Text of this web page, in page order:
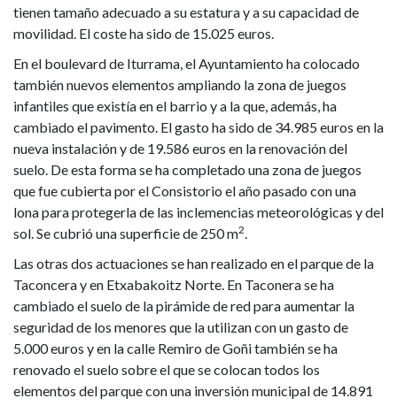
tienen tamaño adecuado a su estatura y a su capacidad de
movilidad. El coste ha sido de 15.025 euros.
En el boulevard de Iturrama, el Ayuntamiento ha colocado
también nuevos elementos ampliando la zona de juegos
infantiles que existía en el barrio y a la que, además, ha
cambiado el pavimento. El gasto ha sido de 34.985 euros en la
nueva instalación y de 19.586 euros en la renovación del
suelo. De esta forma se ha completado una zona de juegos
que fue cubierta por el Consistorio el año pasado con una
lona para protegerla de las inclemencias meteorológicas y del
sol. Se cubrió una superficie de 250 m2.
Las otras dos actuaciones se han realizado en el parque de la
Taconcera y en Etxabakoitz Norte. En Taconera se ha
cambiado el suelo de la pirámide de red para aumentar la
seguridad de los menores que la utilizan con un gasto de
5.000 euros y en la calle Remiro de Goñi también se ha
renovado el suelo sobre el que se colocan todos los
elementos del parque con una inversión municipal de 14.891